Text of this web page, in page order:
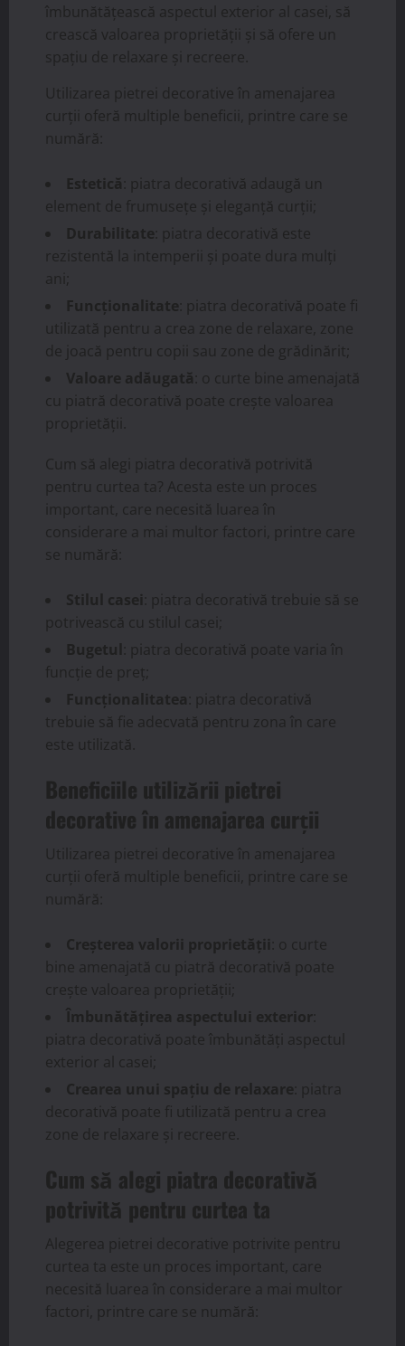
îmbunătățească aspectul exterior al casei, să
crească valoarea proprietății și să ofere un
spațiu de relaxare și recreere.
Utilizarea pietrei decorative în amenajarea
curții oferă multiple beneficii, printre care se
numără:
Estetică : piatra decorativă adaugă un
element de frumusețe și eleganță curții;
Durabilitate : piatra decorativă este
rezistentă la intemperii și poate dura mulți
ani;
Funcționalitate : piatra decorativă poate fi
utilizată pentru a crea zone de relaxare, zone
de joacă pentru copii sau zone de grădinărit;
Valoare adăugată : o curte bine amenajată
cu piatră decorativă poate crește valoarea
proprietății.
Cum să alegi piatra decorativă potrivită
pentru curtea ta? Acesta este un proces
important, care necesită luarea în
considerare a mai multor factori, printre care
se numără:
Stilul casei : piatra decorativă trebuie să se
potrivească cu stilul casei;
Bugetul : piatra decorativă poate varia în
funcție de preț;
Funcționalitatea : piatra decorativă
trebuie să fie adecvată pentru zona în care
este utilizată.
Beneficiile utilizării pietrei
decorative în amenajarea curții
Utilizarea pietrei decorative în amenajarea
curții oferă multiple beneficii, printre care se
numără:
Creșterea valorii proprietății : o curte
bine amenajată cu piatră decorativă poate
crește valoarea proprietății;
Îmbunătățirea aspectului exterior
piatra decorativă poate îmbunătăți aspectul
exterior al casei;
Crearea unui spațiu de relaxare : piatra
decorativă poate fi utilizată pentru a crea
zone de relaxare și recreere.
Cum să alegi piatra decorativă
potrivită pentru curtea ta
Alegerea pietrei decorative potrivite pentru
curtea ta este un proces important, care
necesită luarea în considerare a mai multor
factori, printre care se numără: